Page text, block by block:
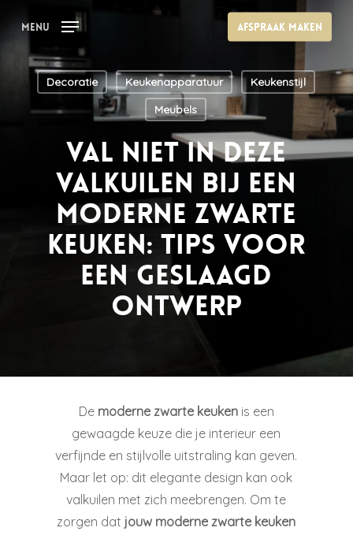
content
Afspraak maken
Menu
Decoratie Keukenapparatuur
Keukenstijl
Meubels
Val niet in deze
valkuilen bij een
moderne zwarte
keuken: Tips voor
een geslaagd
ontwerp
De moderne zwarte keukenis een
gewaagde keuze die je interieur een
verfijnde en stijlvolle uitstraling kan geven.
Maar let op: dit elegante design kan ook
valkuilen met zich meebrengen. Om te
zorgen dat jouw moderne zwarte keuken